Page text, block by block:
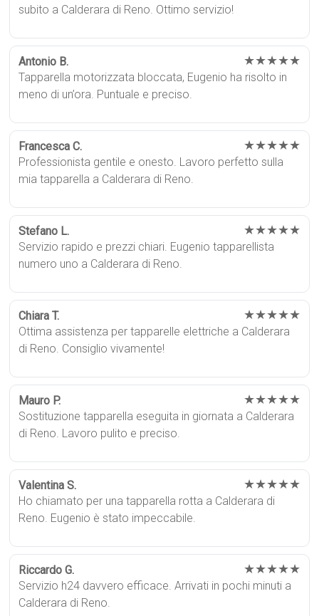
subito a Calderara di Reno. Ottimo servizio!
Antonio B. ★★★★★
Tapparella motorizzata bloccata, Eugenio ha risolto in
meno di un’ora. Puntuale e preciso.
Francesca C. ★★★★★
Professionista gentile e onesto. Lavoro perfetto sulla
mia tapparella a Calderara di Reno.
Stefano L. ★★★★★
Servizio rapido e prezzi chiari. Eugenio tapparellista
numero uno a Calderara di Reno.
Chiara T. ★★★★★
Ottima assistenza per tapparelle elettriche a Calderara
di Reno. Consiglio vivamente!
Mauro P. ★★★★★
Sostituzione tapparella eseguita in giornata a Calderara
di Reno. Lavoro pulito e preciso.
Valentina S. ★★★★★
Ho chiamato per una tapparella rotta a Calderara di
Reno. Eugenio è stato impeccabile.
Riccardo G. ★★★★★
Servizio h24 davvero efficace. Arrivati in pochi minuti a
Calderara di Reno.